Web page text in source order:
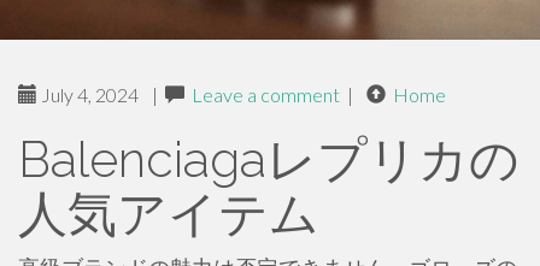
July 4, 2024 | Leave a comment | Home
Balenciagaレプリカの
人気アイテム